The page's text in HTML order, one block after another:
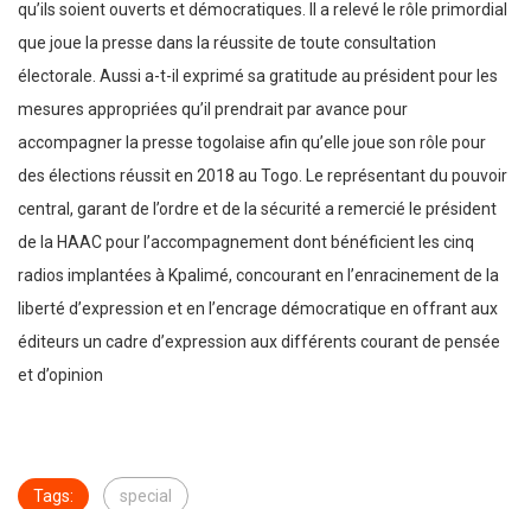
qu’ils soient ouverts et démocratiques. Il a relevé le rôle primordial
que joue la presse dans la réussite de toute consultation
électorale. Aussi a-t-il exprimé sa gratitude au président pour les
mesures appropriées qu’il prendrait par avance pour
accompagner la presse togolaise afin qu’elle joue son rôle pour
des élections réussit en 2018 au Togo. Le représentant du pouvoir
central, garant de l’ordre et de la sécurité a remercié le président
de la HAAC pour l’accompagnement dont bénéficient les cinq
radios implantées à Kpalimé, concourant en l’enracinement de la
liberté d’expression et en l’encrage démocratique en offrant aux
éditeurs un cadre d’expression aux différents courant de pensée
et d’opinion
Tags: special